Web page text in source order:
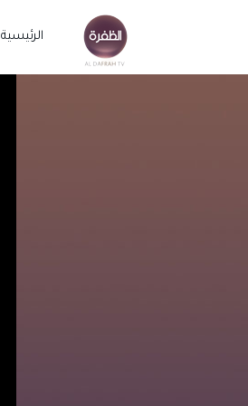
الرئيسية